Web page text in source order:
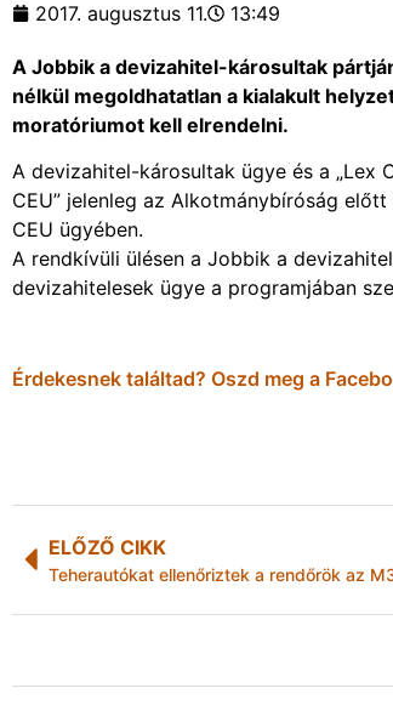
2017. augusztus 11. 13:49
A Jobbik a devizahitel-károsultak
nélkül megoldhatatlan a kialakult
moratóriumot kell elrendelni.
A devizahitel-károsultak ügye és a „Lex
CEU” jelenleg az Alkotmánybíróság
CEU ügyében.
A rendkívüli ülésen a Jobbik a
devizahitelesek ügye a programjában
Érdekesnek találtad? Oszd meg a
ELŐZŐ CIKK
Teherautókat ellenőriztek a rendőrök az